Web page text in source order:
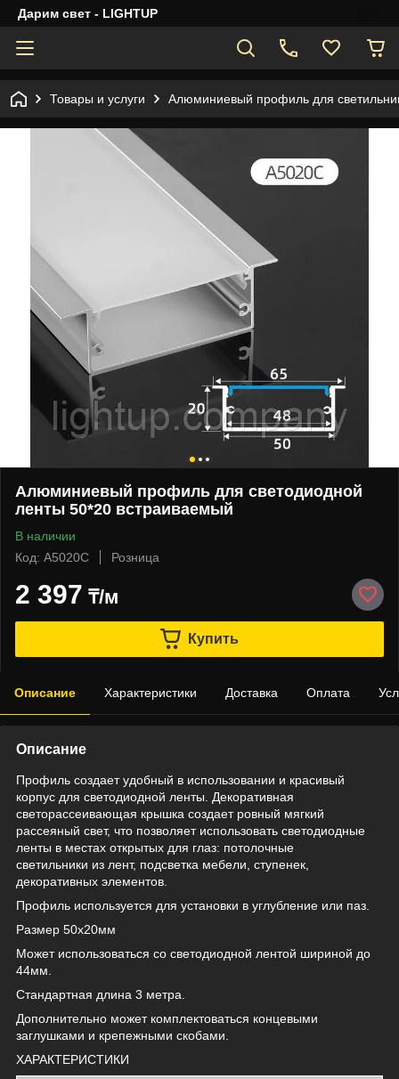
Дарим свет - LIGHTUP
Товары и услуги Алюминиевый профиль для
Алюминиевый профиль для светодиодной
ленты 50*20 встраиваемый
В наличии
Код: А5020С
Розница
2 397 ₸/м
Купить
Описание Характеристики Доставка Оплата
Описание
Профиль создает удобный в использовании и красивый
корпус для светодиодной ленты. Декоративная
светорассеивающая крышка создает ровный мягкий
рассеяный свет, что позволяет использовать светодиодные
ленты в местах открытых для глаз: потолочные
светильники из лент, подсветка мебели, ступенек,
декоративных элементов.
Профиль используется для установки в углубление или паз.
Размер 50x20мм
Может использоваться со светодиодной лентой шириной до
44мм.
Стандартная длина 3 метра.
Дополнительно может комплектоваться концевыми
заглушками и крепежными скобами.
ХАРАКТЕРИСТИКИ